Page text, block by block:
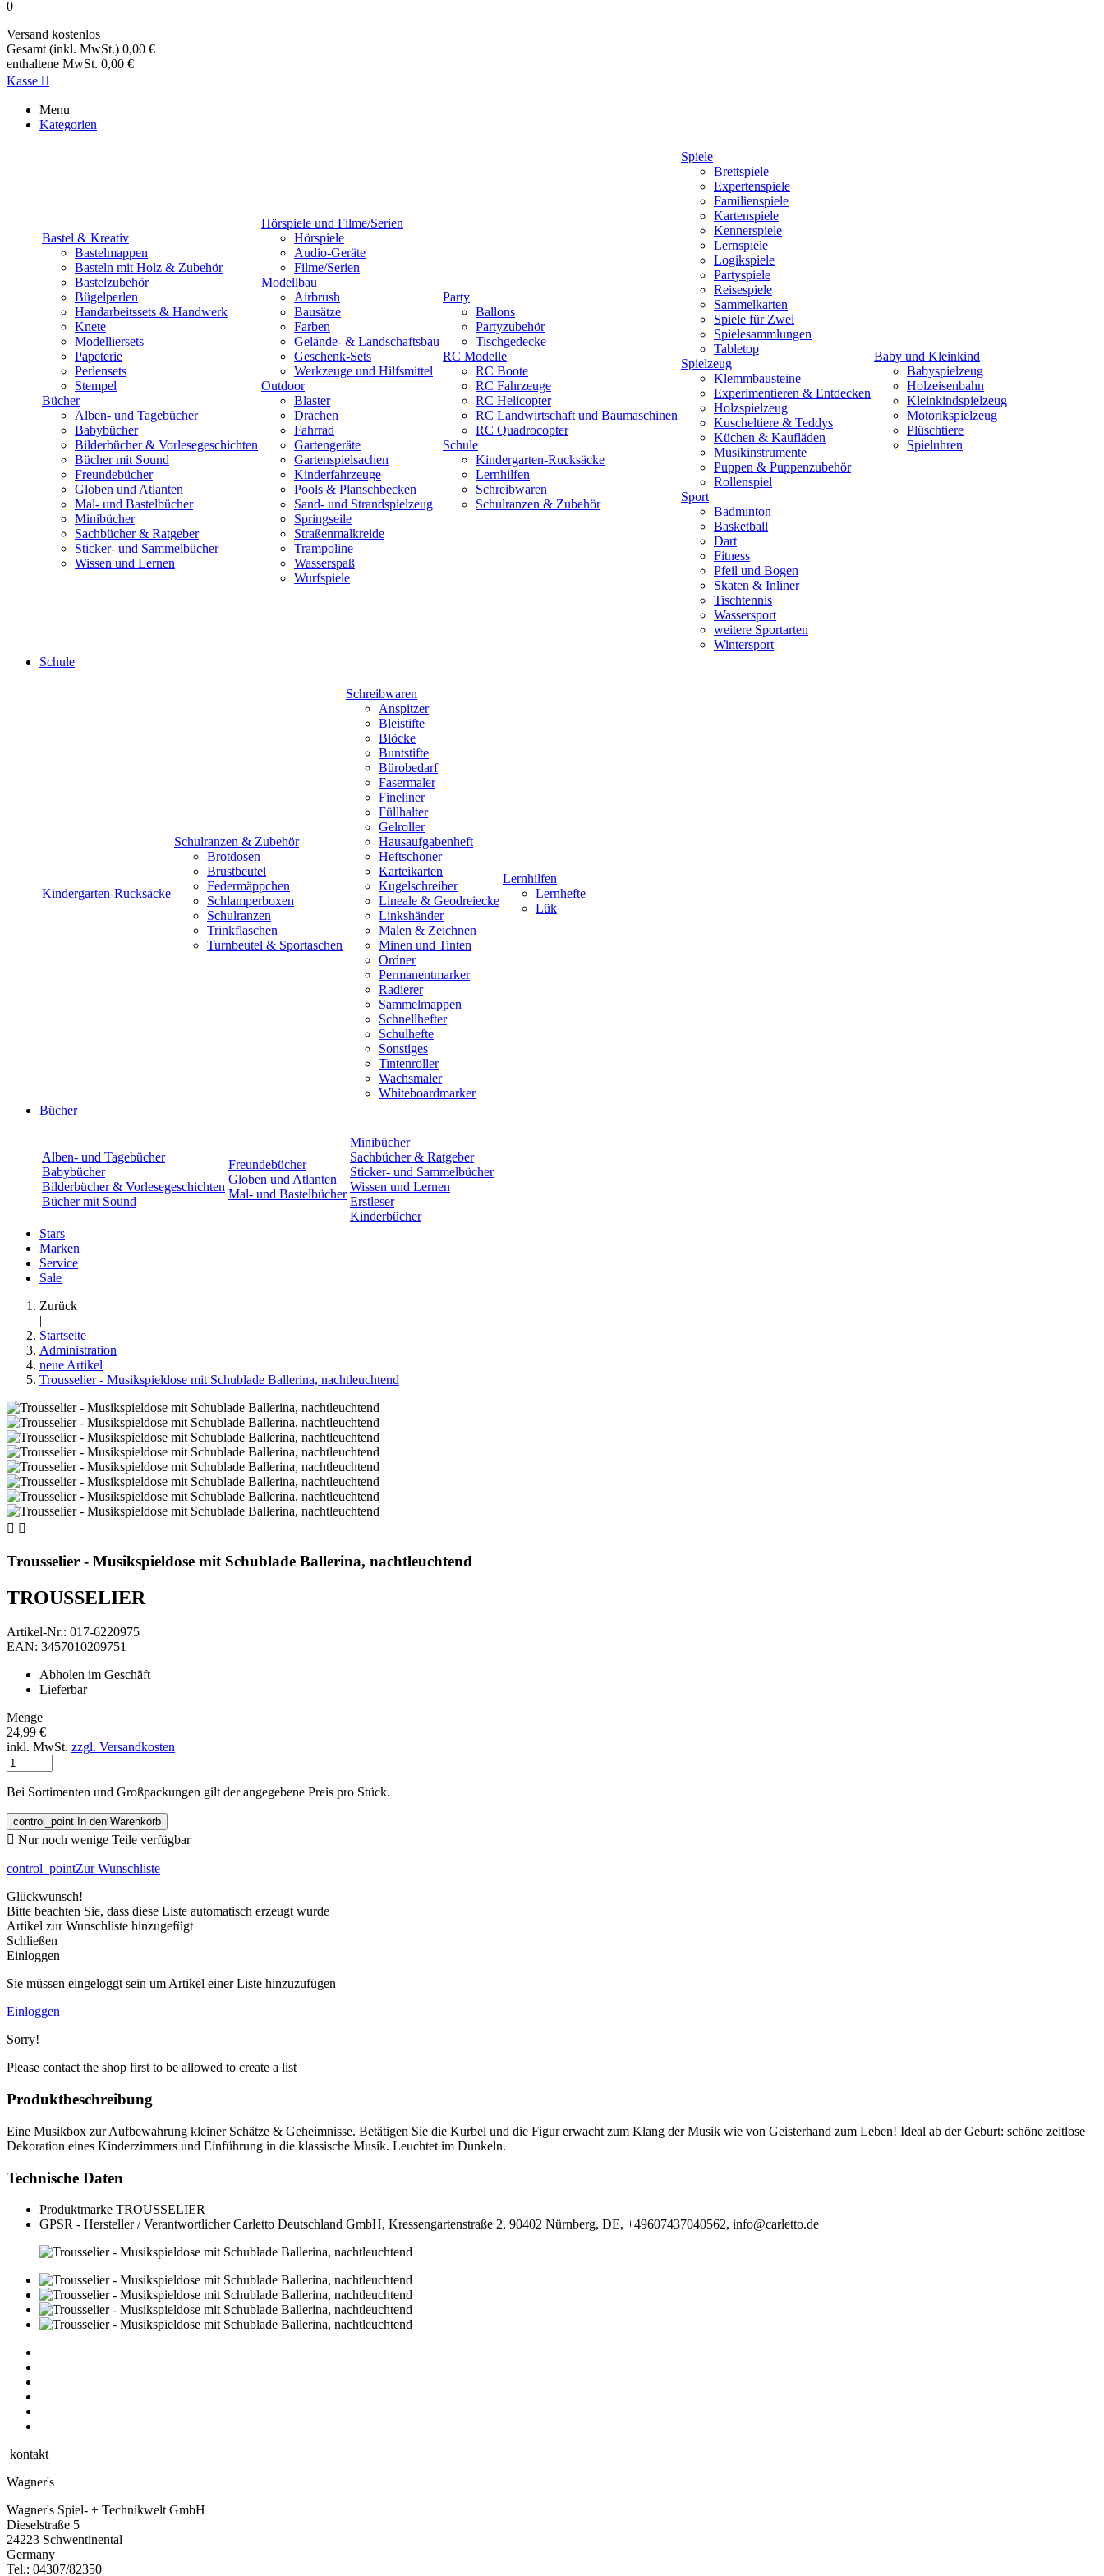
0
Versand kostenlos
Gesamt (inkl. MwSt.) 0,00 €
enthaltene MwSt. 0,00 €
Kasse 
Menu
Kategorien
Bastel & Kreativ
Bastelmappen
Basteln mit Holz & Zubehör
Bastelzubehör
Bügelperlen
Handarbeitssets & Handwerk
Knete
Modelliersets
Papeterie
Perlensets
Stempel
Bücher
Alben- und Tagebücher
Babybücher
Bilderbücher & Vorlesegeschichten
Bücher mit Sound
Freundebücher
Globen und Atlanten
Mal- und Bastelbücher
Minibücher
Sachbücher & Ratgeber
Sticker- und Sammelbücher
Wissen und Lernen
Hörspiele und Filme/Serien
Hörspiele
Audio-Geräte
Filme/Serien
Modellbau
Airbrush
Bausätze
Farben
Gelände- & Landschaftsbau
Geschenk-Sets
Werkzeuge und Hilfsmittel
Outdoor
Blaster
Drachen
Fahrrad
Gartengeräte
Gartenspielsachen
Kinderfahrzeuge
Pools & Planschbecken
Sand- und Strandspielzeug
Springseile
Straßenmalkreide
Trampoline
Wasserspaß
Wurfspiele
Party
Ballons
Partyzubehör
Tischgedecke
RC Modelle
RC Boote
RC Fahrzeuge
RC Helicopter
RC Landwirtschaft und Baumaschinen
RC Quadrocopter
Schule
Kindergarten-Rucksäcke
Lernhilfen
Schreibwaren
Schulranzen & Zubehör
Spiele
Brettspiele
Expertenspiele
Familienspiele
Kartenspiele
Kennerspiele
Lernspiele
Logikspiele
Partyspiele
Reisespiele
Sammelkarten
Spiele für Zwei
Spielesammlungen
Tabletop
Spielzeug
Klemmbausteine
Experimentieren & Entdecken
Holzspielzeug
Kuscheltiere & Teddys
Küchen & Kaufläden
Musikinstrumente
Puppen & Puppenzubehör
Rollenspiel
Sport
Badminton
Basketball
Dart
Fitness
Pfeil und Bogen
Skaten & Inliner
Tischtennis
Wassersport
weitere Sportarten
Wintersport
Baby und Kleinkind
Babyspielzeug
Holzeisenbahn
Kleinkindspielzeug
Motorikspielzeug
Plüschtiere
Spieluhren
Schule
Kindergarten-Rucksäcke
Schulranzen & Zubehör
Brotdosen
Brustbeutel
Federmäppchen
Schlamperboxen
Schulranzen
Trinkflaschen
Turnbeutel & Sportaschen
Schreibwaren
Anspitzer
Bleistifte
Blöcke
Buntstifte
Bürobedarf
Fasermaler
Fineliner
Füllhalter
Gelroller
Hausaufgabenheft
Heftschoner
Karteikarten
Kugelschreiber
Lineale & Geodreiecke
Linkshänder
Malen & Zeichnen
Minen und Tinten
Ordner
Permanentmarker
Radierer
Sammelmappen
Schnellhefter
Schulhefte
Sonstiges
Tintenroller
Wachsmaler
Whiteboardmarker
Lernhilfen
Lernhefte
Lük
Bücher
Alben- und Tagebücher
Babybücher
Bilderbücher & Vorlesegeschichten
Bücher mit Sound
Freundebücher
Globen und Atlanten
Mal- und Bastelbücher
Minibücher
Sachbücher & Ratgeber
Sticker- und Sammelbücher
Wissen und Lernen
Erstleser
Kinderbücher
Stars
Marken
Service
Sale
Zurück
|
Startseite
Administration
neue Artikel
Trousselier - Musikspieldose mit Schublade Ballerina, nachtleuchtend
 
Trousselier - Musikspieldose mit Schublade Ballerina, nachtleuchtend
TROUSSELIER
Artikel-Nr.: 017-6220975
EAN: 3457010209751
Abholen im Geschäft
Lieferbar
Menge
24,99 €
inkl. MwSt. zzgl. Versandkosten
Bei Sortimenten und Großpackungen gilt der angegebene Preis pro Stück.
control_point In den Warenkorb
 Nur noch wenige Teile verfügbar
control_pointZur Wunschliste
Glückwunsch!
Bitte beachten Sie, dass diese Liste automatisch erzeugt wurde
Artikel zur Wunschliste hinzugefügt
Schließen
Einloggen
Sie müssen eingeloggt sein um Artikel einer Liste hinzuzufügen
Einloggen
Sorry!
Please contact the shop first to be allowed to create a list
Produktbeschreibung
Eine Musikbox zur Aufbewahrung kleiner Schätze & Geheimnisse. Betätigen Sie die Kurbel und die Figur erwacht zum Klang der Musik wie von Geisterhand zum Leben! Ideal ab der Geburt: schöne zeitlose
Dekoration eines Kinderzimmers und Einführung in die klassische Musik. Leuchtet im Dunkeln.
Technische Daten
Produktmarke TROUSSELIER
GPSR - Hersteller / Verantwortlicher Carletto Deutschland GmbH, Kressengartenstraße 2, 90402 Nürnberg, DE, +49607437040562, info@carletto.de
kontakt
Wagner's
Wagner's Spiel- + Technikwelt GmbH
Dieselstraße 5
24223 Schwentinental
Germany
Tel.: 04307/82350